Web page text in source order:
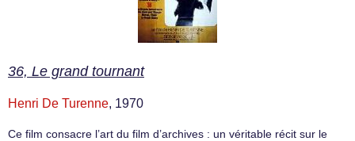
36, Le grand tournant
Henri De Turenne, 1970
Ce film consacre l’art du film d’archives : un véritable récit sur le